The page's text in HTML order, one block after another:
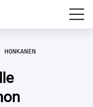
HONKANEN